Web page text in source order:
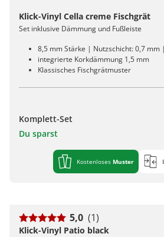
Klick-Vinyl Cella creme Fischgrät
Set inklusive Dämmung und Fußleiste
8,5 mm Stärke | Nutzschicht: 0,7 mm
integrierte Korkdämmung 1,5 mm
Klassisches Fischgrätmuster
Komplett-Set
Du sparst
Kostenloses Muster
5,0 (1)
Klick-Vinyl Patio black